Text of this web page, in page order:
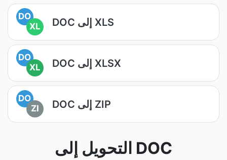
DO
XL
DOC إلى XLS
DO
XL
DOC إلى XLSX
DO
ZI
DOC إلى ZIP
التحويل إلى DOC